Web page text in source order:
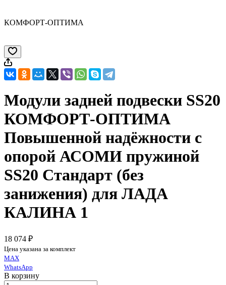
КОМФОРТ-ОПТИМА
Модули задней подвески SS20
КОМФОРТ-ОПТИМА
Повышенной надёжности с
опорой АСОМИ пружиной
SS20 Стандарт (без
занижения) для ЛАДА
КАЛИНА 1
18 074 ₽
Цена указана за комплект
MAX
WhatsApp
В корзину